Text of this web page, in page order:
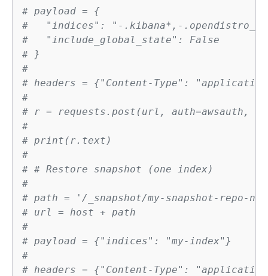
# payload = {
#   "indices": "-.kibana*,-
#   "include_global_state": False
# }
#
# headers = {"Content-Type":
#
# r = requests.post(url, auth=awsauth,
#
# print(r.text)
#
# # Restore snapshot (one index)
#
# path = '/_snapshot/my-snapshot-repo-
# url = host + path
#
# payload = {"indices": "my-index"}
#
# headers = {"Content-Type":